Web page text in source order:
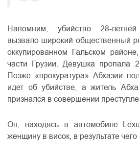
Напомним, убийство 28-
вызвало широкий общественный
оккупированном Гальском
части Грузии. Девушка пропала
Позже «прокуратура» Абхазии
идет об убийстве, а житель
признался в совершении
Он, находясь в автомобиле
женщину в висок, в результате